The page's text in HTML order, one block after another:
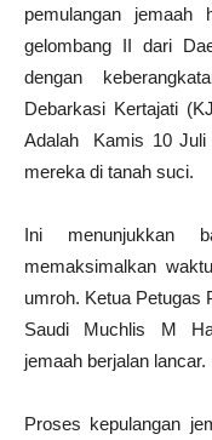
pemulangan jemaah
gelombang II dari
dengan
Debarkasi Kertajati
Adalah Kamis 10 Juli
mereka di tanah suci.
Ini menunjukkan
memaksimalkan
umroh. Ketua Petugas
Saudi Muchlis M
jemaah berjalan lancar.
Proses kepulangan